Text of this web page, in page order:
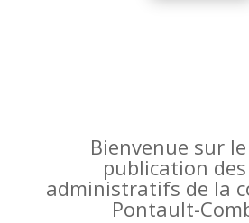
Bienvenue sur
publication
administratifs de la
Pontault-